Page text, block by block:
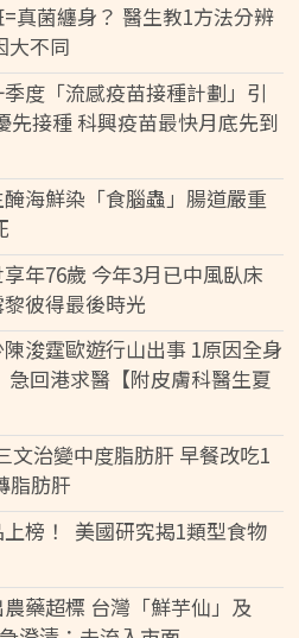
真菌纏身？ 醫生教1方法分辨
大不同
度「流感疫苗接種計劃」引
先接種 科興疫苗最快月底先到
海鮮染「食腦蟲」腸道嚴重
年76歲 今年3月已中風臥床
彼得最後時光
浚霆歐遊行山出事 1原因全身
回港求醫【附皮膚科醫生夏
文治變中度脂肪肝 早餐改吃1
脂肪肝
榜！ 美國研究揭1類型食物
藥超標 台灣「鮮芋仙」及